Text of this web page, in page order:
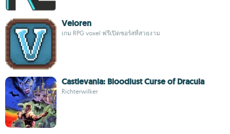
Veloren
เกม RPG voxel ฟรีเปิดซอร์สที่สวยงาม
Castlevania: Bloodlust Curse of Dracula
Richterwilker